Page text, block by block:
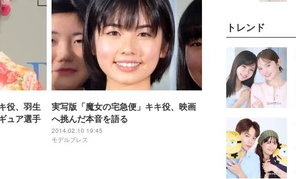
役、羽生
ュア選手
実写版「魔女の宅急便」キキ役、映画
へ挑んだ本音を語る
2014.02.10 19:45
モデルプレス
トレンド